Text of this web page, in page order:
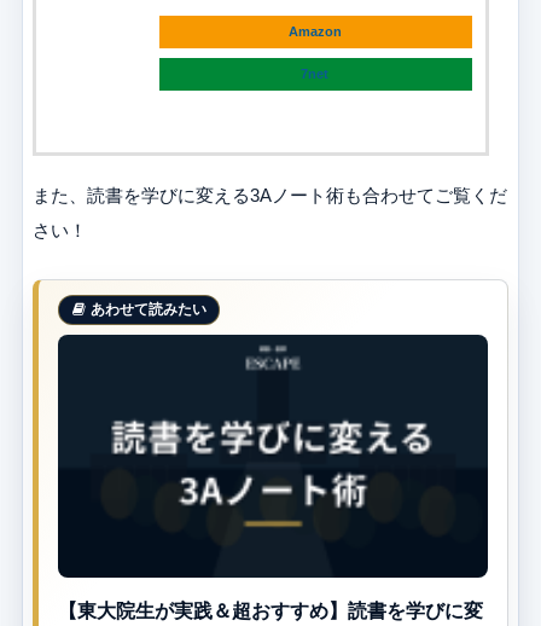
Amazon
7net
また、読書を学びに変える3Aノート術も合わせてご覧くだ
さい！
【東大院生が実践＆超おすすめ】読書を学びに変